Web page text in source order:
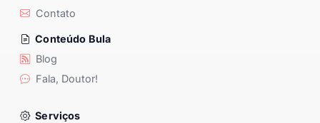
Contato
Conteúdo Bula
Blog
Fala, Doutor!
Serviços